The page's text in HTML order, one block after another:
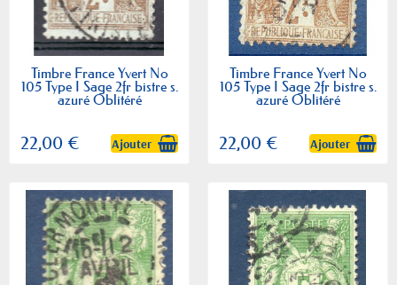
Timbre France Yvert No
105 Type I Sage 2fr bistre s.
azuré Oblitéré
22,00 € Ajouter
Timbre France Yvert No
105 Type I Sage 2fr bistre s.
azuré Oblitéré
22,00 € Ajouter